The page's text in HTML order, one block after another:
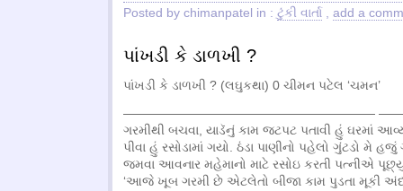
Posted by chimanpatel in : ટુંકી વાર્તા , add a
પાંખડી કે ડાળખી ?
પાંખડી કે ડાળખી ? (લઘુકથા) 0 ચીમન પટેલ ‘ચમન’
————————————————————
ગરમીથી બચવા, યાડૅનું કામ જટપટ પતાવી હું ઘરમાં
પીવા હું રસોડામાં ગયો. ઠંડા પાણીનો પહેલો ગુંટડો મે
જમવા આવનાર મહેમાનો માટે રસોઇ કરતી પત્નીએ પૂછ્યું
‘આજે ખૂબ ગરમી છે એટલેતો બીજા કામ પુડતા મૂકી